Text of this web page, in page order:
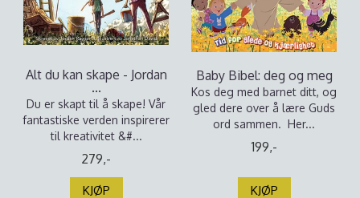
Alt du kan skape - Jordan
...
Du er skapt til å skape! Vår
fantastiske verden inspirerer
til kreativitet &#...
279,-
KJØP
Baby Bibel: deg og meg
Kos deg med barnet ditt, og
gled dere over å lære Guds
ord sammen. Her...
199,-
KJØP